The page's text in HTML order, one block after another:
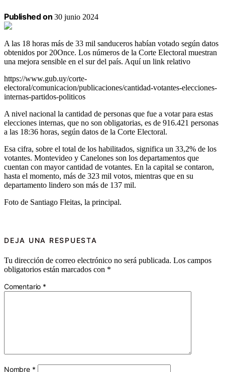
Published on 30 junio 2024
A las 18 horas más de 33 mil sanduceros habían votado según datos
obtenidos por 20Once. Los números de la Corte Electoral muestran
una mejora sensible en el sur del país. Aquí un link relativo
https://www.gub.uy/corte-
electoral/comunicacion/publicaciones/cantidad-votantes-elecciones-
internas-partidos-politicos
A nivel nacional la cantidad de personas que fue a votar para estas
elecciones internas, que no son obligatorias, es de 916.421 personas
a las 18:36 horas, según datos de la Corte Electoral.
Esa cifra, sobre el total de los habilitados, significa un 33,2% de los
votantes. Montevideo y Canelones son los departamentos que
cuentan con mayor cantidad de votantes. En la capital se contaron,
hasta el momento, más de 323 mil votos, mientras que en su
departamento lindero son más de 137 mil.
Foto de Santiago Fleitas, la principal.
DEJA UNA RESPUESTA
Tu dirección de correo electrónico no será publicada. Los campos
obligatorios están marcados con *
Comentario *
Nombre *